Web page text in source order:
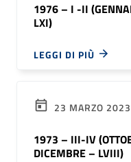
1976 – I -II
LXI)
LEGGI DI PIÙ
23 MARZO 2023
1973 – III-IV
DICEMBRE – LVIII)